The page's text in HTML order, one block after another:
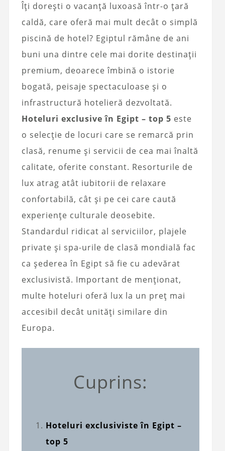
Îți dorești o vacanță luxoasă într-o țară
caldă, care oferă mai mult decât o simplă
piscină de hotel? Egiptul rămâne de ani
buni una dintre cele mai dorite destinații
premium, deoarece îmbină o istorie
bogată, peisaje spectaculoase și o
infrastructură hotelieră dezvoltată.
Hoteluri exclusive în Egipt – top 5 este
o selecție de locuri care se remarcă prin
clasă, renume și servicii de cea mai înaltă
calitate, oferite constant. Resorturile de
lux atrag atât iubitorii de relaxare
confortabilă, cât și pe cei care caută
experiențe culturale deosebite.
Standardul ridicat al serviciilor, plajele
private și spa-urile de clasă mondială fac
ca șederea în Egipt să fie cu adevărat
exclusivistă. Important de menționat,
multe hoteluri oferă lux la un preț mai
accesibil decât unități similare din
Europa.
Cuprins:
Hoteluri exclusiviste în Egipt –
top 5